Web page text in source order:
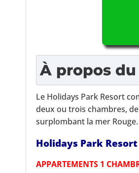
À propos du
Le Holidays Park Resort
deux ou trois chambres,
surplombant la mer Rouge.
Holidays Park Resort
APPARTEMENTS 1